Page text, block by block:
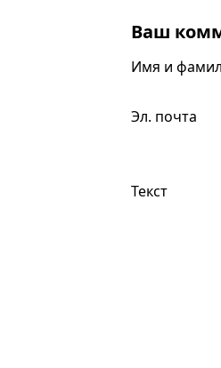
Ваш
Имя и
Эл. почта
Текст